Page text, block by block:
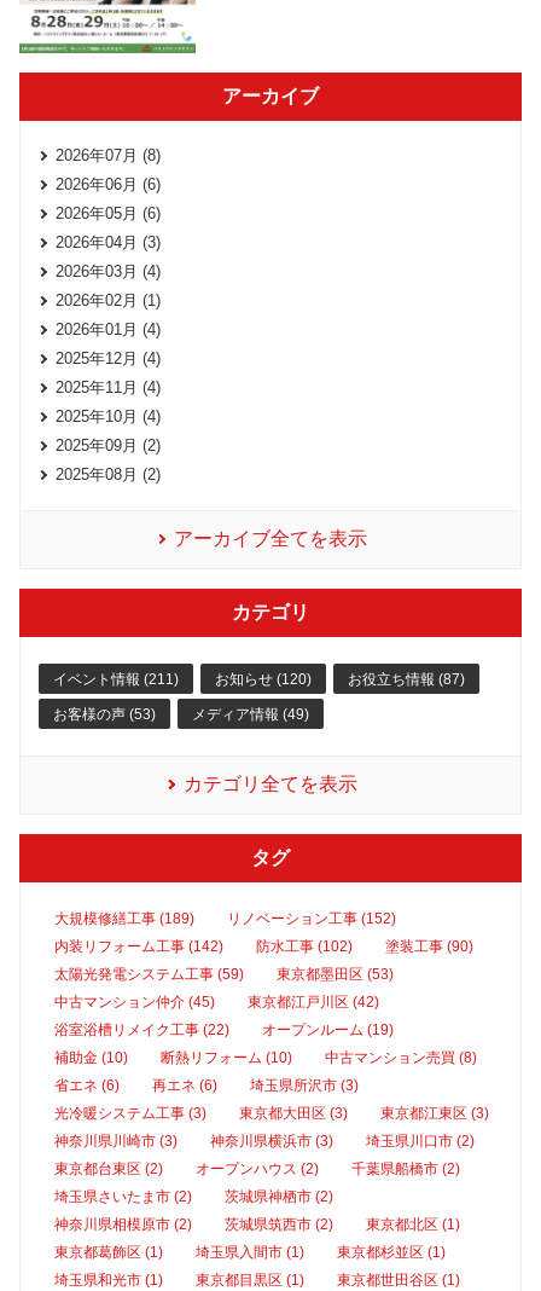
アーカイブ
2026年07月 (8)
2026年06月 (6)
2026年05月 (6)
2026年04月 (3)
2026年03月 (4)
2026年02月 (1)
2026年01月 (4)
2025年12月 (4)
2025年11月 (4)
2025年10月 (4)
2025年09月 (2)
2025年08月 (2)
アーカイブ全てを表示
カテゴリ
イベント情報 (211) お知らせ (120) お役立ち情報 (87)
お客様の声 (53) メディア情報 (49)
カテゴリ全てを表示
タグ
大規模修繕工事 (189)
リノベーション工事 (152)
内装リフォーム工事 (142)
防水工事 (102)
塗装工事 (90)
太陽光発電システム工事 (59)
東京都墨田区 (53)
中古マンション仲介 (45)
東京都江戸川区 (42)
浴室浴槽リメイク工事 (22)
オープンルーム (19)
補助金 (10)
断熱リフォーム (10)
中古マンション売買 (8)
省エネ (6)
再エネ (6)
埼玉県所沢市 (3)
光冷暖システム工事 (3)
東京都大田区 (3)
東京都江東区 (3)
神奈川県川崎市 (3)
神奈川県横浜市 (3)
埼玉県川口市 (2)
東京都台東区 (2)
オープンハウス (2)
千葉県船橋市 (2)
埼玉県さいたま市 (2)
茨城県神栖市 (2)
神奈川県相模原市 (2)
茨城県筑西市 (2)
東京都北区 (1)
東京都葛飾区 (1)
埼玉県入間市 (1)
東京都杉並区 (1)
埼玉県和光市 (1)
東京都目黒区 (1)
東京都世田谷区 (1)